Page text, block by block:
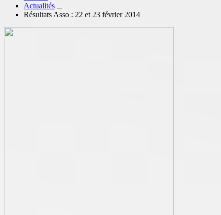
Actualités
Résultats Asso : 22 et 23 février 2014